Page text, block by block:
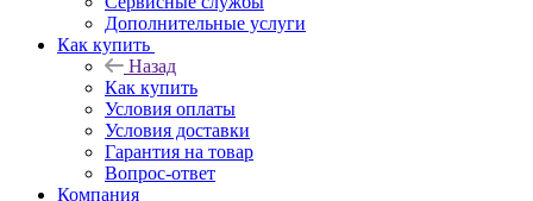
Дополнительные услуги
Как купить
Назад
Как купить
Условия оплаты
Условия доставки
Гарантия на товар
Вопрос-ответ
Компания